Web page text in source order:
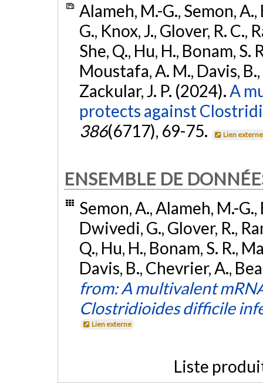
Alameh, M.-G., Semon,
G., Knox, J., Glover, R. C.,
She, Q., Hu, H., Bonam, S.
Moustafa, A. M., Davis,
Zackular, J. P. (2024).A
protects against
386(6717), 69-75. Lien externe
ENSEMBLE DE
Semon, A., Alameh, M.-G.,
Dwivedi, G., Glover, R.,
Q., Hu, H., Bonam, S. R.,
Davis, B., Chevrier, A.,
from: A multivalent
Clostridioides difficile
Lien externe
Liste